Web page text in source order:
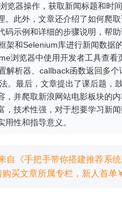
览器操作，获取新闻标题和时
。此外，文章还介绍了如何爬
码示例和详细的步骤说明，帮
架和Selenium库进行新闻数据
浏览器中使用开发者工具查看
解析器、callback函数返回多个
。最后，文章提出了课后题，
，并爬取新浪网站电影板块的
，技术性强，对于想要学习新
用性和指导意义。
自《手把手带你搭建推荐系
买文章所属专栏 ，新⼈⾸单